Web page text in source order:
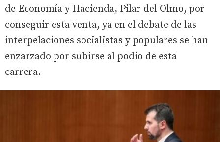
de Economía y Hacienda, Pilar del Olmo, por
conseguir esta venta, ya en el debate de las
interpelaciones socialistas y populares se han
enzarzado por subirse al podio de esta
carrera.